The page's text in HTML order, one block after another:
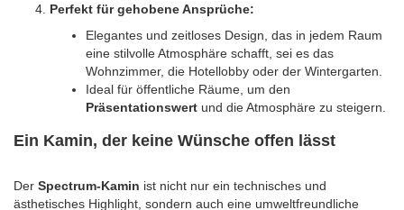
Perfekt für gehobene Ansprüche:
Elegantes und zeitloses Design, das in jedem Raum
eine stilvolle Atmosphäre schafft, sei es das
Wohnzimmer, die Hotellobby oder der Wintergarten.
Ideal für öffentliche Räume, um den
Präsentationswert und die Atmosphäre zu steigern.
Ein Kamin, der keine Wünsche offen lässt
Der Spectrum-Kamin ist nicht nur ein technisches und
ästhetisches Highlight, sondern auch eine umweltfreundliche